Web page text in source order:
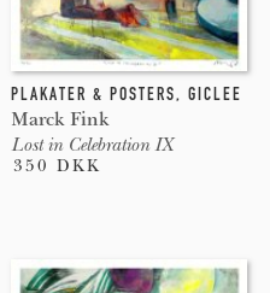
PLAKATER & POSTERS, GICLEE
Marck Fink
Lost in Celebration IX
350 DKK